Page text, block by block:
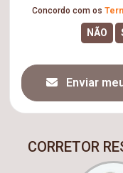
Concordo com os
Enviar
CORRETOR